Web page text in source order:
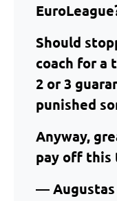
Should
coach for a
2 or 3
punished
Anyway,
pay off this
— Augustas